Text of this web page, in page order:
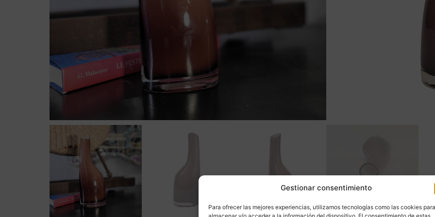
Gestionar consentimiento
Para ofrecer las mejores experiencias, utilizamos tecnologías como las cookies para
almacenar y/o acceder a la información del dispositivo. El consentimiento de estas